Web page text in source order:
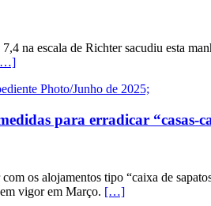
na escala de Richter sacudiu esta
para erradicar “casas-
os alojamentos tipo “caixa de
vigor em Março. […]